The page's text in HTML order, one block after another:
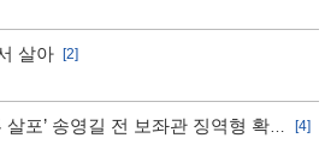
살아
[2]
살포’ 송영길 전 보좌관 징역형 확
[4]